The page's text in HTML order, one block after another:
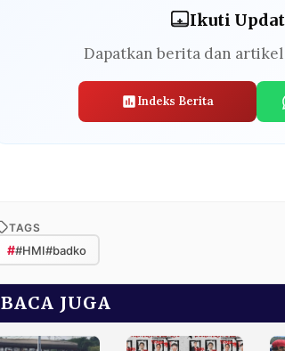
Ikuti
Dapatkan berita dan
Indeks Berita
TAGS
##HMI#badko
BACA JUGA